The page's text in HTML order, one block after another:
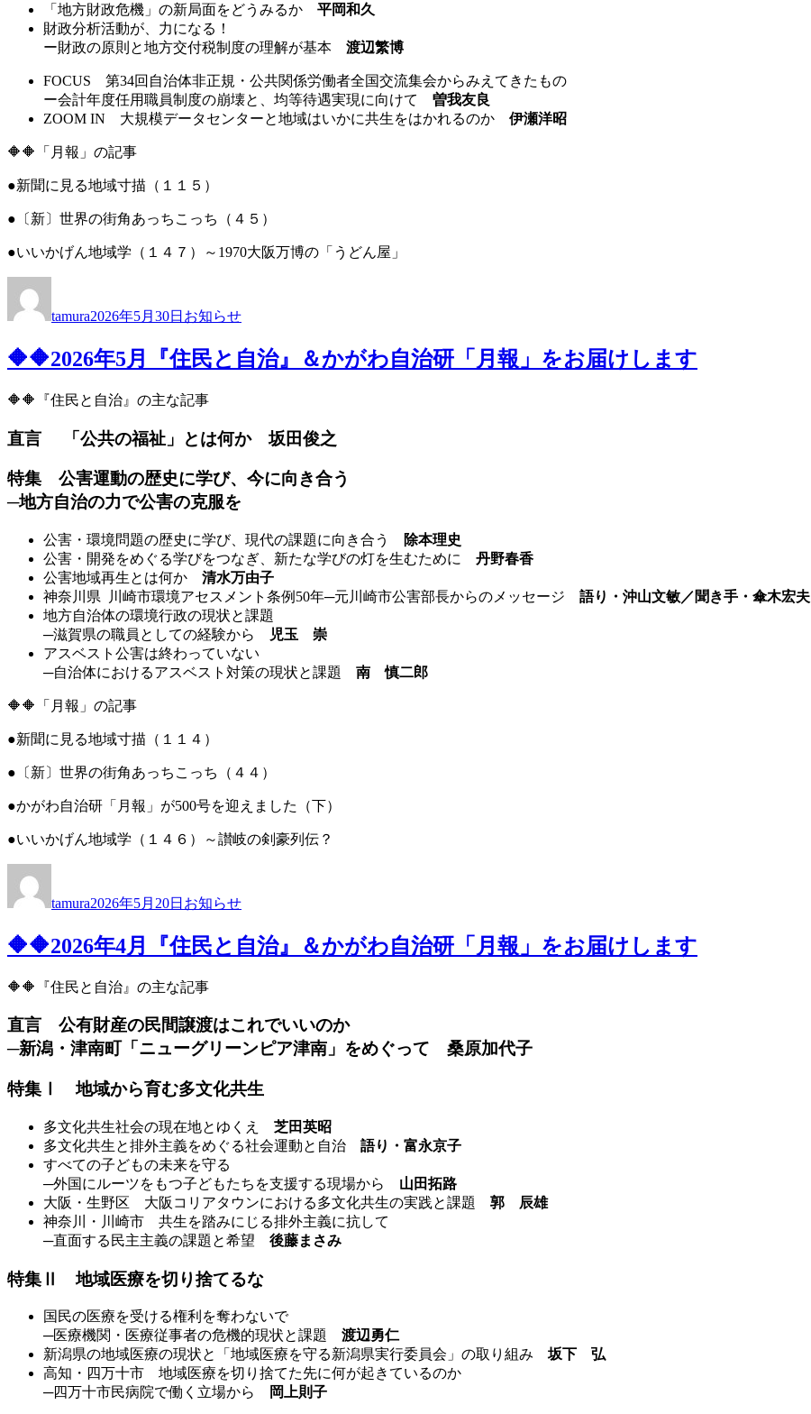
「地方財政危機」の新局面をどうみるか 平岡和久
財政分析活動が、力になる！
ー財政の原則と地方交付税制度の理解が基本 渡辺繁博
FOCUS 第34回自治体非正規・公共関係労働者全国交流集会からみえてきたもの
ー会計年度任用職員制度の崩壊と、均等待遇実現に向けて 曽我友良
ZOOM IN 大規模データセンターと地域はいかに共生をはかれるのか 伊瀬洋昭
🔶🔶「月報」の記事
●新聞に見る地域寸描（１１５）
●〔新〕世界の街角あっちこっち（４５）
●いいかげん地域学（１４７）～1970大阪万博の「うどん屋」
者
tamura日:
2026年5月30日ゴ
ー
お知らせ
🔶🔶2026年5月『住民と自治』＆かがわ自治研「月報」をお届けします
🔶🔶『住民と自治』の主な記事
直言 「公共の福祉」とは何か坂田俊之
特集 公害運動の歴史に学び、今に向き合う
─地方自治の力で公害の克服を
公害・環境問題の歴史に学び、現代の課題に向き合う
除本理史
公害・開発をめぐる学びをつなぎ、新たな学びの灯を生むために 丹野春香
公害地域再生とは何か 清水万由子
神奈川県 川崎市環境アセスメント条例50年─元川崎市公害部長からのメッセージ 語り・沖山文敏／聞き手・傘木宏夫
地方自治体の環境行政の現状と課題
─滋賀県の職員としての経験から
児玉 崇
アスベスト公害は終わっていない
─自治体におけるアスベスト対策の現状と課題 南 慎二郎
🔶🔶「月報」の記事
●新聞に見る地域寸描（１１４）
●〔新〕世界の街角あっちこっち（４４）
●かがわ自治研「月報」が500号を迎えました（下）
●いいかげん地域学（１４６）～讃岐の剣豪列伝？
者
tamura日:
2026年5月20日ゴ
ー
お知らせ
🔶🔶2026年4月『住民と自治』＆かがわ自治研「月報」をお届けします
🔶🔶『住民と自治』の主な記事
直言 公有財産の民間譲渡はこれでいいのか
─新潟・津南町「ニューグリーンピア津南」をめぐって 桑原加代子
特集Ⅰ 地域から育む多文化共生
多文化共生社会の現在地とゆくえ 芝田英昭
多文化共生と排外主義をめぐる社会運動と自治 語り・富永京子
すべての子どもの未来を守る
─外国にルーツをもつ子どもたちを支援する現場から 山田拓路
大阪・生野区 大阪コリアタウンにおける多文化共生の実践と課題 郭 辰雄
神奈川・川崎市 共生を踏みにじる排外主義に抗して
─直面する民主主義の課題と希望 後藤まさみ
特集Ⅱ 地域医療を切り捨てるな
国民の医療を受ける権利を奪わないで
─医療機関・医療従事者の危機的現状と課題 渡辺勇仁
新潟県の地域医療の現状と「地域医療を守る新潟県実行委員会」の取り組み 坂下 弘
高知・四万十市 地域医療を切り捨てた先に何が起きているのか
─四万十市民病院で働く立場から
岡上則子